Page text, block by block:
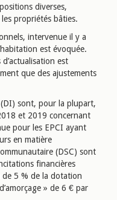
diverses,
propriétés bâties.
intervenue il y a
est évoquée.
est
que des ajustements
(DI) sont, pour la plupart,
et 2019 concernant
pour les EPCI ayant
en matière
(DSC) sont
financières
5 % de la dotation
» de 6 € par